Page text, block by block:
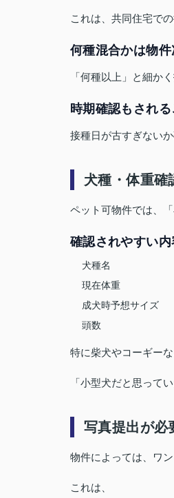
これは、共同住宅で
何種混合かは物件
「何種以上」と細か
時期確認もされ
接種日が古すぎない
犬種・体重確
ペット可物件では、
確認されやすい内
犬種名
現在体重
成犬時予想サイズ
頭数
特に柴犬やコーギー
「小型犬だと思って
写真提出が必
物件によっては、ワ
これは、